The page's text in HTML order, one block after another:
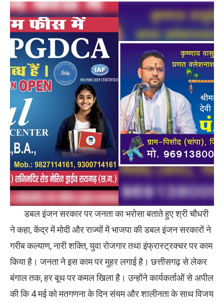
डबल इंजन सरकार पर जनता का भरोसा बताते हुए श्री चौधरी
ने कहा, केंद्र में मोदी और राज्यों में भाजपा की डबल इंजन सरकारों ने
गरीब कल्याण, नारी शक्ति, युवा रोजगार तथा इंफ्रास्ट्रक्चर पर काम
किया है। जनता ने इस काम पर मुहर लगाई है। छत्तीसगढ़ से लेकर
बंगाल तक, हर बूथ पर कमल खिला है। उन्होंने कार्यकर्ताओं से अपील
की कि 4 मई को मतगणना के दिन संयम और शालीनता के साथ विजय